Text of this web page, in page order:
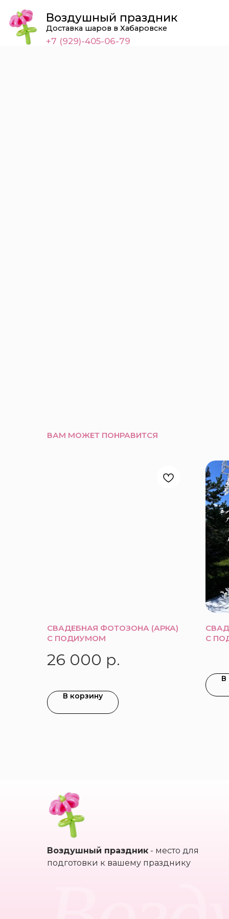
Воздушный праздник
Доставка шаров в Хабаровске
+7 (929)-405-06-79
ВАМ МОЖЕТ ПОНРАВИТСЯ
СВАДЕБНАЯ ФОТОЗОНА (АРКА)
С ПОДИУМОМ
26 000 р.
В корзину
С
В
Воздушный праздник - место для
подготовки к вашему празднику